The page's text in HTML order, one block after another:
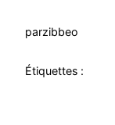
parzibbeo
Étiquettes :